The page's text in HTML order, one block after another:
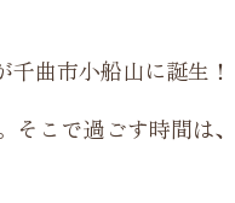
曲市小船山に誕生！
そこで過ごす時間は